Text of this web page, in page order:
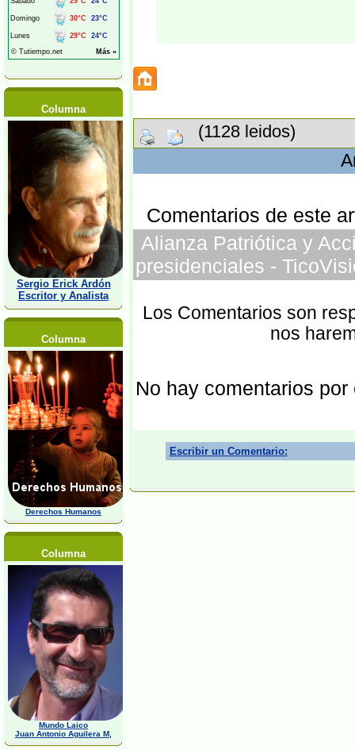
Columna
Sergio Erick Ardón
Escritor y Analista
Columna
Derechos Humanos
Columna
Mundo Laico
Juan Antonio Aguilera M,
(1128 leidos)
Comentarios de este
Alianza Patriótica y
presidenciales -
Los Comentarios son
nos
No hay comentarios por
Escribir un Comentario: